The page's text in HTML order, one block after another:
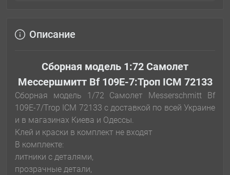
Описание
Сборная модель 1:72 Самолет
Мессершмитт Bf 109E-7:Троп ICM 72133
Сборная модель 1/72 Самолет Messerschmitt Bf
109E-7/Trop ICM 72133 с доставкой по всей Украине
и в магазинах Киева и Одессы.
Клей и краски в комплект не входят
В комплекте:
литники с деталями,
прозрачные детали,